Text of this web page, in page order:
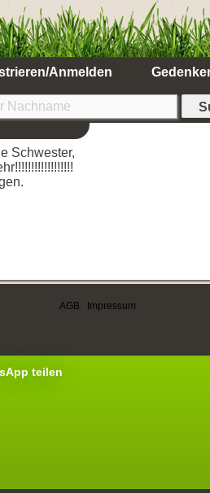
Anmelden
Schwester,
AGB Impressum
teilen